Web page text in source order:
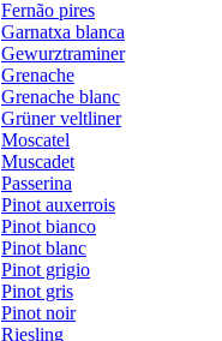
Fernão pires
Garnatxa blanca
Gewurztraminer
Grenache
Grenache blanc
Grüner veltliner
Moscatel
Muscadet
Passerina
Pinot auxerrois
Pinot bianco
Pinot blanc
Pinot grigio
Pinot gris
Pinot noir
Riesling